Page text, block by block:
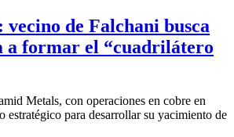
de Falchani busca
a formar el “cuadrilátero
Metals, con operaciones en cobre en
estratégico para desarrollar su yacimiento de